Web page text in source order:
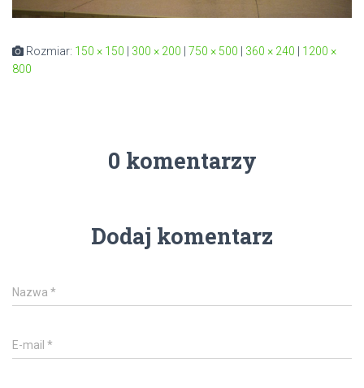
Rozmiar: 150 × 150 300 × 200 750 × 500 360 × 240
1200 ×
800
0 komentarzy
Dodaj komentarz
Nazwa *
E-mail *